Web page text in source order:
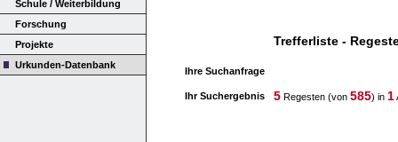
Schule / Weiterbildung
Forschung
Projekte
Urkunden-Datenbank
Trefferliste -
Ihre Suchanfrage
Ihr Suchergebnis 5 Regesten (von 585) in 1